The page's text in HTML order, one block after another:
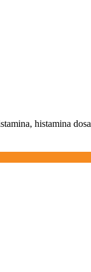
histamina